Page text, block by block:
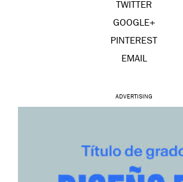
TWITTER
GOOGLE+
PINTEREST
EMAIL
ADVERTISING